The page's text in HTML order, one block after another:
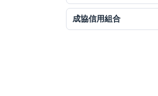
成協信用組合